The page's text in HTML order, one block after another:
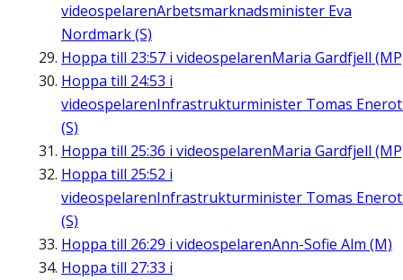
videospelarenArbetsmarknadsminister Eva
Nordmark (S)
Hoppa till 23:57 i videospelarenMaria Gardfjell
Hoppa till 24:53 i
videospelarenInfrastrukturminister Tomas
(S)
Hoppa till 25:36 i videospelarenMaria Gardfjell
Hoppa till 25:52 i
videospelarenInfrastrukturminister Tomas
(S)
Hoppa till 26:29 i videospelarenAnn-Sofie Alm (M)
Hoppa till 27:33 i